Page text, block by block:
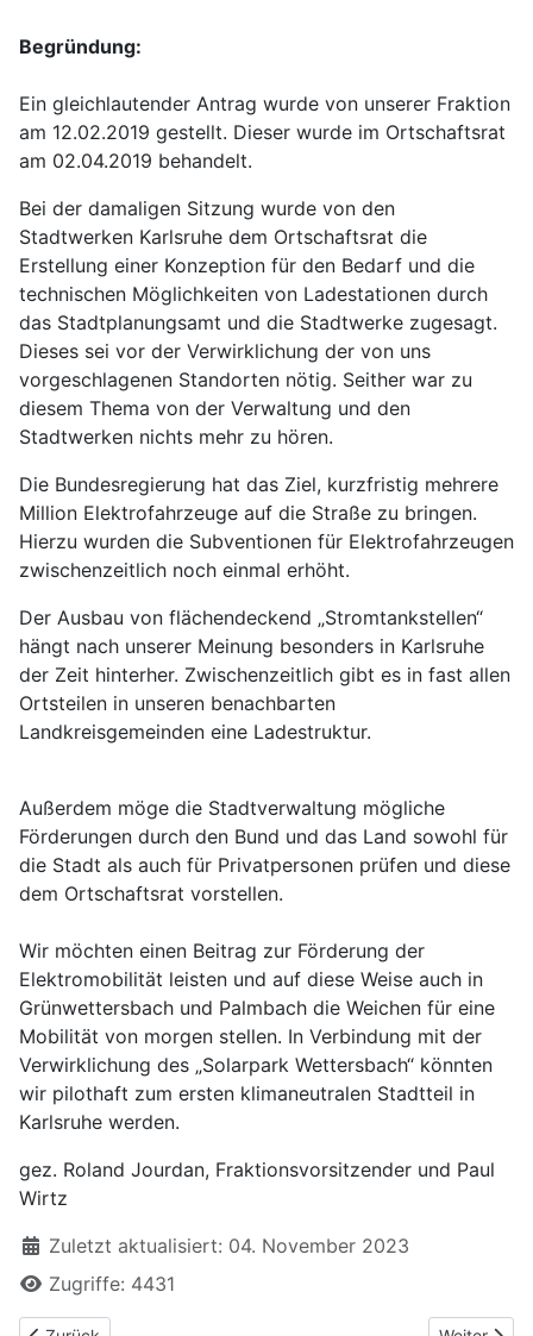
Begründung:
Ein gleichlautender Antrag wurde von unserer Fraktion
am 12.02.2019 gestellt. Dieser wurde im Ortschaftsrat
am 02.04.2019 behandelt.
Bei der damaligen Sitzung wurde von den
Stadtwerken Karlsruhe dem Ortschaftsrat die
Erstellung einer Konzeption für den Bedarf und die
technischen Möglichkeiten von Ladestationen durch
das Stadtplanungsamt und die Stadtwerke zugesagt.
Dieses sei vor der Verwirklichung der von uns
vorgeschlagenen Standorten nötig. Seither war zu
diesem Thema von der Verwaltung und den
Stadtwerken nichts mehr zu hören.
Die Bundesregierung hat das Ziel, kurzfristig mehrere
Million Elektrofahrzeuge auf die Straße zu bringen.
Hierzu wurden die Subventionen für Elektrofahrzeugen
zwischenzeitlich noch einmal erhöht.
Der Ausbau von flächendeckend „Stromtankstellen“
hängt nach unserer Meinung besonders in Karlsruhe
der Zeit hinterher. Zwischenzeitlich gibt es in fast allen
Ortsteilen in unseren benachbarten
Landkreisgemeinden eine Ladestruktur.
Außerdem möge die Stadtverwaltung mögliche
Förderungen durch den Bund und das Land sowohl für
die Stadt als auch für Privatpersonen prüfen und diese
dem Ortschaftsrat vorstellen.
Wir möchten einen Beitrag zur Förderung der
Elektromobilität leisten und auf diese Weise auch in
Grünwettersbach und Palmbach die Weichen für eine
Mobilität von morgen stellen. In Verbindung mit der
Verwirklichung des „Solarpark Wettersbach“ könnten
wir pilothaft zum ersten klimaneutralen Stadtteil in
Karlsruhe werden.
gez. Roland Jourdan, Fraktionsvorsitzender und Paul
Wirtz
Zuletzt aktualisiert: 04. November 2023
Zugriffe: 4431